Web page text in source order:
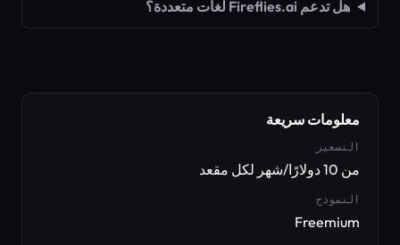
هل تدعم Fireflies.ai لغات متعددة؟
معلومات سريعة
التسعير
من 10 دولارًا/شهر لكل مقعد
النموذج
Freemium